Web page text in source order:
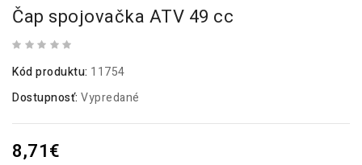
Čap spojovačka ATV 49 cc
Kód produktu: 11754
Dostupnosť: Vypredané
8,71€